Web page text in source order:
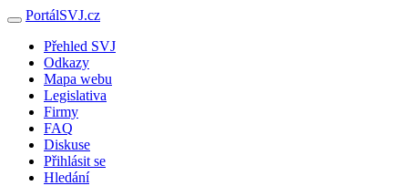
PortálSVJ.cz
Přehled SVJ
Odkazy
Mapa webu
Legislativa
Firmy
FAQ
Diskuse
Přihlásit se
Hledání